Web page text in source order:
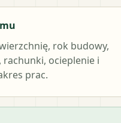
rok budowy,
rachunki, ocieplenie i
prac.